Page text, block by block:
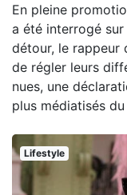
En pleine
a été interrogé
détour, le rappeur
de régler leurs
nues, une
plus médiatisés
Lifestyle